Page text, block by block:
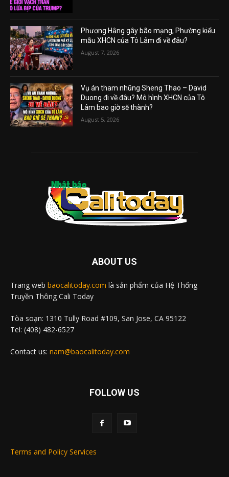
Phương Hằng gây bão mạng, Phường kiểu
mẫu XHCN của Tô Lâm đi về đâu?
August 7, 2026
Vụ án tham nhũng Sheng Thao – David
Duong đi về đâu? Mô hình XHCN của Tô
Lâm bao giờ sẽ thành?
August 5, 2026
ABOUT US
Trang web baocalitoday.com là sản phẩm của Hệ Thống
Truyền Thông Cali Today
Tòa soạn: 1310 Tully Road #109, San Jose, CA 95122
Tel: (408) 482-6527
Contact us: nam@baocalitoday.com
FOLLOW US
Terms and Policy Services